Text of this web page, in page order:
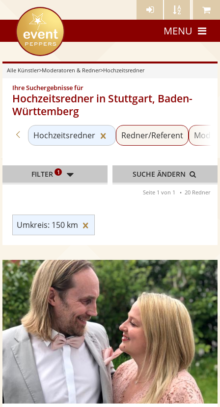
Künstler- Künstler Meine
eventpeppers
MENU
Alle Künstler>Moderatoren & Redner>Hochzeitsredner
Ihre Suchergebnisse für
Hochzeitsredner in Stuttgart, Baden-
Württemberg
Zurück zu «Moderatoren & Redner»
Hochzeitsredner Kategorie
Redner/Referent
Umkreis: 150 km
FILTER 1 SUCHE ÄNDERN
Seite 1 von 1 20 Redner